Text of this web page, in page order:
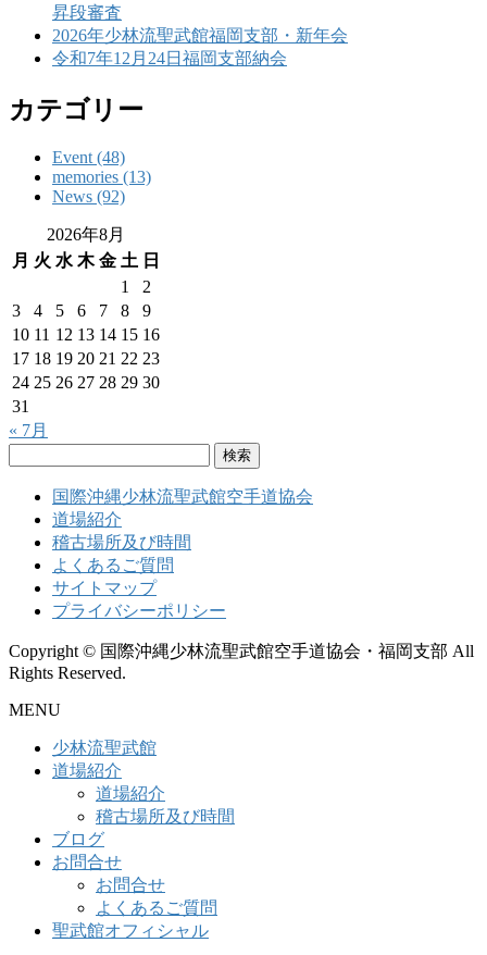
昇段審査
2026年少林流聖武館福岡支部・新年会
令和7年12月24日福岡支部納会
カテゴリー
Event (48)
memories (13)
News (92)
2026年8月
月 火 水 木 金 土 日
1
2
3
4 5 6 7 8
9
10 11 12 13 14 15 16
17 18 19 20 21 22 23
24 25 26 27 28 29 30
31
« 7月
国際沖縄少林流聖武館空手道協会
道場紹介
稽古場所及び時間
よくあるご質問
サイトマップ
プライバシーポリシー
Copyright © 国際沖縄少林流聖武館空手道協会・福岡支部 All
Rights Reserved.
MENU
少林流聖武館
道場紹介
道場紹介
稽古場所及び時間
ブログ
お問合せ
お問合せ
よくあるご質問
聖武館オフィシャル